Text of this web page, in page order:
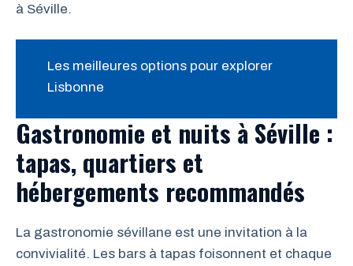
à Séville.
Les meilleures options pour explorer
Lisbonne
Gastronomie et nuits à Séville :
tapas, quartiers et
hébergements recommandés
La gastronomie sévillane est une invitation à la
convivialité. Les bars à tapas foisonnent et chaque